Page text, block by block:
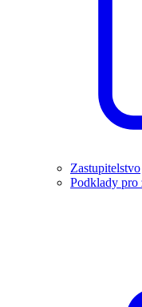
Zastupitelstvo
Podklady pro